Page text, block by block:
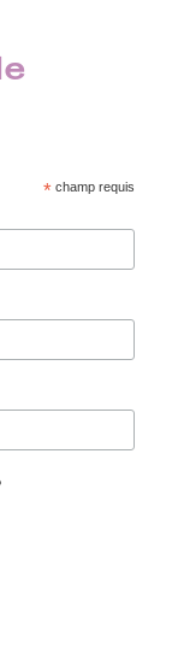
* champ requis